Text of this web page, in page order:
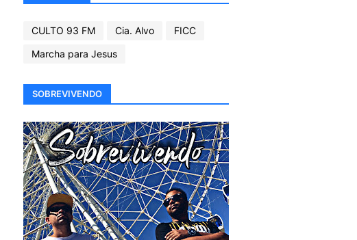
CULTO 93 FM Cia. Alvo
FICC
Marcha para Jesus
SOBREVIVENDO